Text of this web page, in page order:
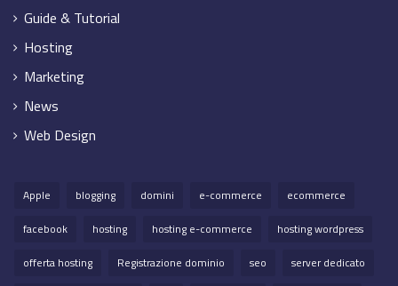
Guide & Tutorial
Hosting
Marketing
News
Web Design
Apple blogging domini e-commerce
ecommerce
facebook
hosting hosting e-commerce
hosting wordpress
offerta hosting
Registrazione dominio seo
server dedicato